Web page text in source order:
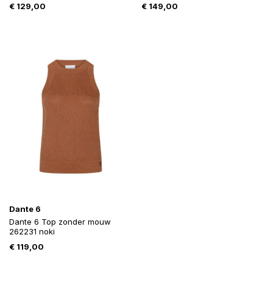
€ 129,00
€149,00
Dante 6
Dante 6 Top zonder mouw
262231 noki
€ 119,00